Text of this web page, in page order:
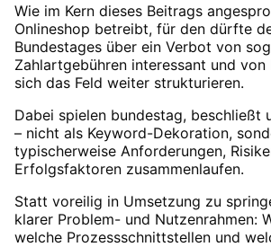
Wie im Kern dieses Beitrags
Onlineshop betreibt, für den dürfte
Bundestages über ein Verbot von
Zahlartgebühren interessant und
sich das Feld weiter strukturieren.
Dabei spielen bundestag, beschließt
– nicht als Keyword-Dekoration,
typischerweise Anforderungen,
Erfolgsfaktoren zusammenlaufen.
Statt voreilig in Umsetzung zu
klarer Problem- und Nutzenrahmen:
welche Prozessschnittstellen und